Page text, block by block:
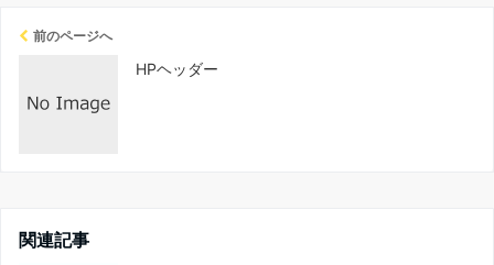
前のページへ
HPヘッダー
関連記事